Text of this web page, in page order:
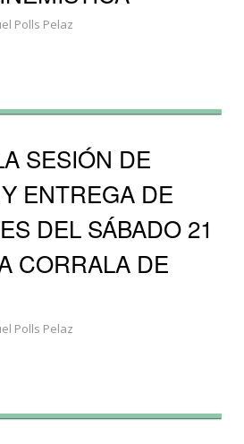
Polls Pelaz
SESIÓN DE
ENTREGA DE
DEL SÁBADO 21
CORRALA DE
Polls Pelaz